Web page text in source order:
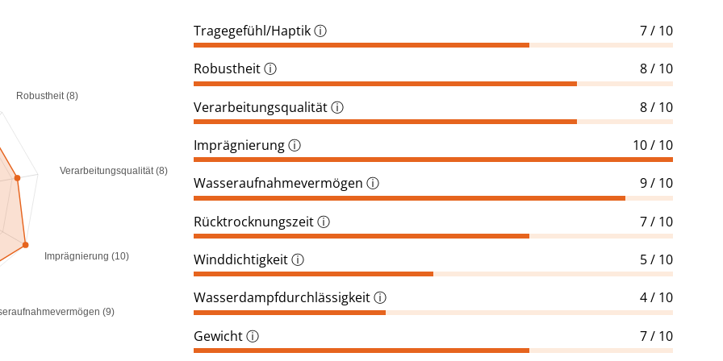
Robustheit (8)
Verarbeitungsqualität (8)
Imprägnierung (10)
(9)
Tragegefühl/Haptikⓘ 7 / 10
Robustheitⓘ 8 / 10
Verarbeitungsqualitätⓘ 8 / 10
Imprägnierungⓘ 10 / 10
Wasseraufnahmevermögen ⓘ 9 / 10
Rücktrocknungszeitⓘ 7 / 10
Winddichtigkeitⓘ 5 / 10
Wasserdampfdurchlässigkeitⓘ 4 / 10
Gewichtⓘ 7 / 10